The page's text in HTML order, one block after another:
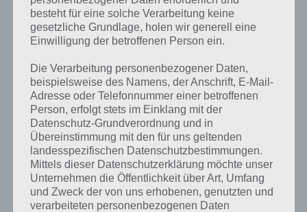
Kurze Begriffserklärung zur Lösung Dach
besteht für eine solche Verarbeitung keine
gesetzliche Grundlage, holen wir generell eine
Einwilligung der betroffenen Person ein.
Die Verarbeitung personenbezogener Daten,
beispielsweise des Namens, der Anschrift, E-Mail-
Adresse oder Telefonnummer einer betroffenen
Person, erfolgt stets im Einklang mit der
Datenschutz-Grundverordnung und in
Übereinstimmung mit den für uns geltenden
landesspezifischen Datenschutzbestimmungen.
Mittels dieser Datenschutzerklärung möchte unser
Unternehmen die Öffentlichkeit über Art, Umfang
und Zweck der von uns erhobenen, genutzten und
verarbeiteten personenbezogenen Daten